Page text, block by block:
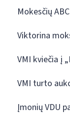
Mokesčių ABC
Viktorina
VMI kviečia į
VMI turto
Įmonių VDU